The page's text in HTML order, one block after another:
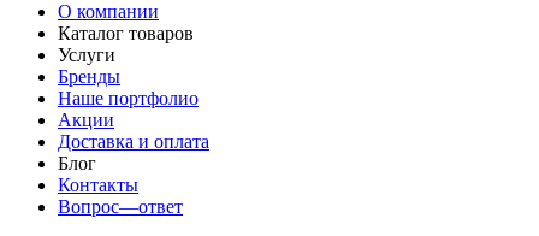
О компании
Каталог товаров
Услуги
Бренды
Наше портфолио
Акции
Доставка и оплата
Блог
Контакты
Вопрос—ответ